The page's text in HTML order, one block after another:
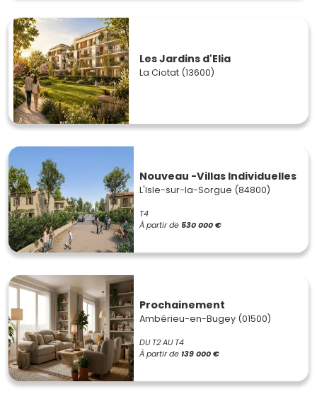
Les Jardins d'Elia
La Ciotat (13600)
Nouveau -Villas Individuelles
L'Isle-sur-la-Sorgue (84800)
T4
À partir de530 000 €
Prochainement
Ambérieu-en-Bugey (01500)
DU T2 AU T4
À partir de 139 000 €